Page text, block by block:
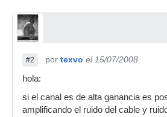
#2 por texvo el 15/07/2008
hola:
si el canal es de alta ganancia es
amplificando el ruido del cable y